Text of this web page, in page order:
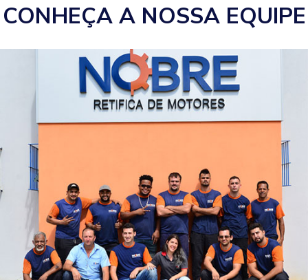
CONHEÇA A NOSSA EQUIPE